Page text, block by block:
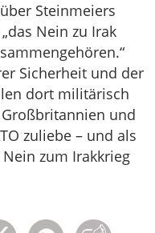
Steinmeiers
Nein zu Irak
Sicherheit und der
dort militärisch
und
zuliebe – und als
zum Irakkrieg